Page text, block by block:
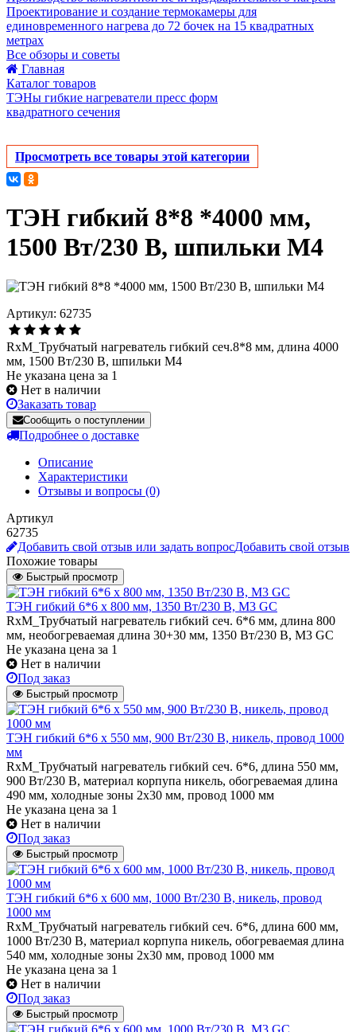
Проектирование и создание термокамеры для
единовременного нагрева до 72 бочек на 15 квадратных
метрах
Все обзоры и советы
Главная
Каталог товаров
ТЭНы гибкие нагреватели пресс форм
квадратного сечения
Просмотреть все товары этой категории
ТЭН гибкий 8*8 *4000 мм,
1500 Вт/230 В, шпильки М4
Артикул: 62735
RxM_Трубчатый нагреватель гибкий сеч.8*8 мм, длина 4000
мм, 1500 Вт/230 В, шпильки М4
Не указана цена за 1
Нет в наличии
Заказать товар
Сообщить о поступлении
Подробнее о доставке
Описание
Характеристики
Отзывы и вопросы (0)
Артикул
62735
Добавить свой отзыв или задать вопросДобавить свой отзыв
Похожие товары
Быстрый просмотр
ТЭН гибкий 6*6 х 800 мм, 1350 Вт/230 В, M3 GC
RxM_Трубчатый нагреватель гибкий сеч. 6*6 мм, длина 800
мм, необогреваемая длина 30+30 мм, 1350 Вт/230 В, M3 GC
Не указана цена за 1
Нет в наличии
Под заказ
Быстрый просмотр
ТЭН гибкий 6*6 х 550 мм, 900 Вт/230 В, никель, провод 1000
мм
RxM_Трубчатый нагреватель гибкий сеч. 6*6, длина 550 мм,
900 Вт/230 В, материал корпупа никель, обогреваемая длина
490 мм, холодные зоны 2х30 мм, провод 1000 мм
Не указана цена за 1
Нет в наличии
Под заказ
Быстрый просмотр
ТЭН гибкий 6*6 х 600 мм, 1000 Вт/230 В, никель, провод
1000 мм
RxM_Трубчатый нагреватель гибкий сеч. 6*6, длина 600 мм,
1000 Вт/230 В, материал корпупа никель, обогреваемая длина
540 мм, холодные зоны 2х30 мм, провод 1000 мм
Не указана цена за 1
Нет в наличии
Под заказ
Быстрый просмотр